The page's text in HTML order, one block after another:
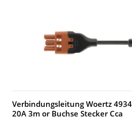
Verbindungsleitung Woertz
20A 3m or Buchse Stecker Cca